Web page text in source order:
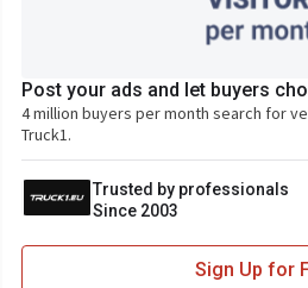
Post your ads and let buyers
4 million buyers per month search for
Truck1.
Trusted by professionals
Since 2003
Sign Up for